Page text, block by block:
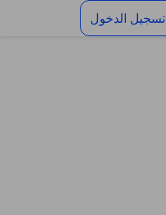
تسجيل الدخول